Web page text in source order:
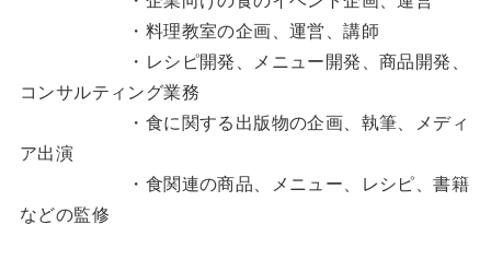
・料理教室の企画、運営、講師
・レシピ開発、メニュー開発、商品開発、
コンサルティング業務
・食に関する出版物の企画、執筆、メディ
ア出演
・食関連の商品、メニュー、レシピ、書籍
などの監修